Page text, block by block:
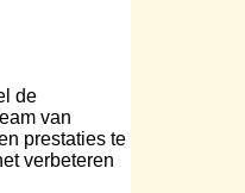
de
van
prestaties te
verbeteren